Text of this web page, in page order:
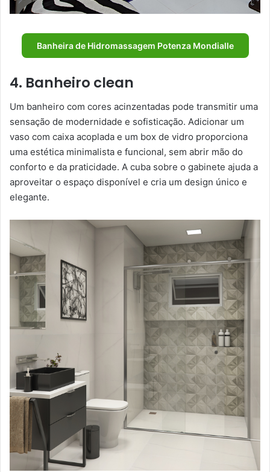
Banheira de Hidromassagem Potenza Mondialle
4. Banheiro clean
Um banheiro com cores acinzentadas pode transmitir uma
sensação de modernidade e sofisticação. Adicionar um
vaso com caixa acoplada e um box de vidro proporciona
uma estética minimalista e funcional, sem abrir mão do
conforto e da praticidade. A cuba sobre o gabinete ajuda a
aproveitar o espaço disponível e cria um design único e
elegante.